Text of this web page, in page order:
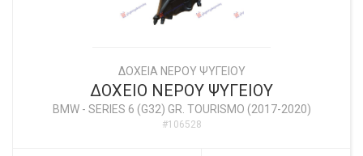
ΔΟΧΕΙΑ ΝΕΡΟΥ ΨΥΓΕΙΟΥ
ΔΟΧΕΙΟ ΝΕΡΟΥ ΨΥΓΕΙΟΥ
BMW- SERIES 6 (G32) GR. TOURISMO (2017-2020)
#106528